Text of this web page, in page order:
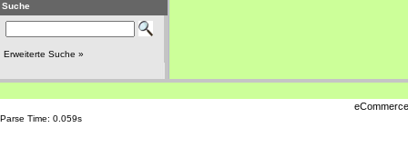
Suche
Erweiterte Suche »
Parse Time: 0.059s